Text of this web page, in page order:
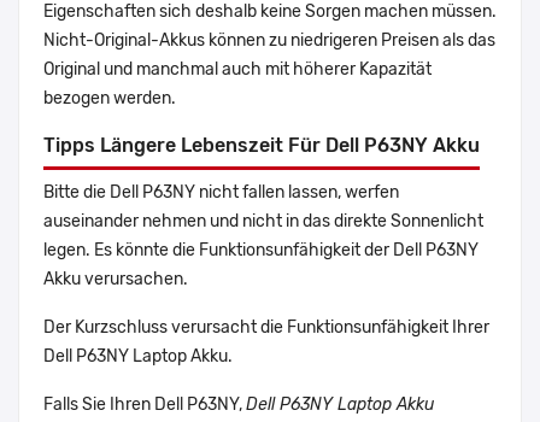
Eigenschaften sich deshalb keine Sorgen machen müssen.
Nicht-Original-Akkus können zu niedrigeren Preisen als das
Original und manchmal auch mit höherer Kapazität
bezogen werden.
Tipps Längere Lebenszeit Für Dell P63NY Akku
Bitte die Dell P63NY nicht fallen lassen, werfen
auseinander nehmen und nicht in das direkte Sonnenlicht
legen. Es könnte die Funktionsunfähigkeit der Dell P63NY
Akku verursachen.
Der Kurzschluss verursacht die Funktionsunfähigkeit Ihrer
Dell P63NY Laptop Akku.
Falls Sie Ihren Dell P63NY,Dell P63NY Laptop Akku